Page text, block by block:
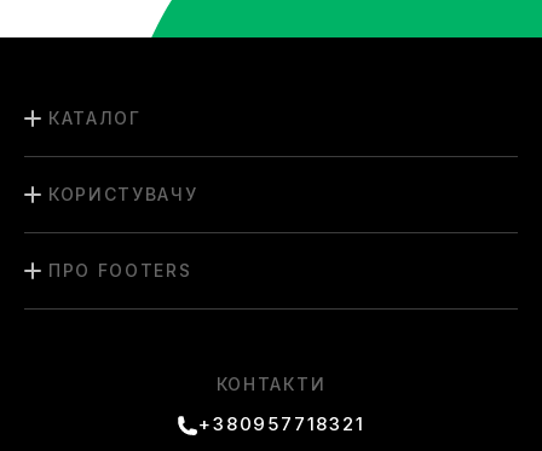
КАТАЛОГ
КОРИСТУВАЧУ
ПРО FOOTERS
КОНТАКТИ
+380957718321